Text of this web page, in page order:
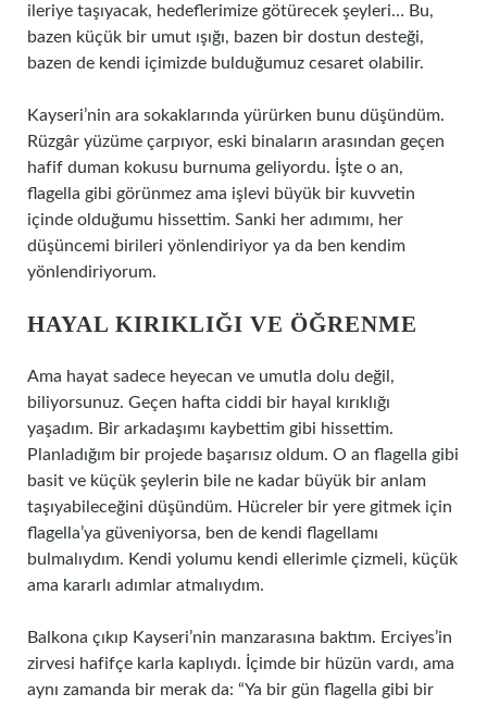
ileriye taşıyacak, hedeflerimize götürecek şeyleri… Bu,
bazen küçük bir umut ışığı, bazen bir dostun desteği,
bazen de kendi içimizde bulduğumuz cesaret olabilir.
Kayseri’nin ara sokaklarında yürürken bunu düşündüm.
Rüzgâr yüzüme çarpıyor, eski binaların arasından geçen
hafif duman kokusu burnuma geliyordu. İşte o an,
flagella gibi görünmez ama işlevi büyük bir kuvvetin
içinde olduğumu hissettim. Sanki her adımımı, her
düşüncemi birileri yönlendiriyor ya da ben kendim
yönlendiriyorum.
HAYAL KIRIKLIĞI VE ÖĞRENME
Ama hayat sadece heyecan ve umutla dolu değil,
biliyorsunuz. Geçen hafta ciddi bir hayal kırıklığı
yaşadım. Bir arkadaşımı kaybettim gibi hissettim.
Planladığım bir projede başarısız oldum. O an flagella gibi
basit ve küçük şeylerin bile ne kadar büyük bir anlam
taşıyabileceğini düşündüm. Hücreler bir yere gitmek için
flagella’ya güveniyorsa, ben de kendi flagellamı
bulmalıydım. Kendi yolumu kendi ellerimle çizmeli, küçük
ama kararlı adımlar atmalıydım.
Balkona çıkıp Kayseri’nin manzarasına baktım. Erciyes’in
zirvesi hafifçe karla kaplıydı. İçimde bir hüzün vardı, ama
aynı zamanda bir merak da: “Ya bir gün flagella gibi bir